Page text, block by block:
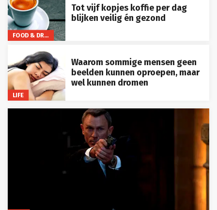
FOOD & DRINKS
Tot vijf kopjes koffie per dag
blijken veilig én gezond
LIFE
Waarom sommige mensen geen
beelden kunnen oproepen, maar
wel kunnen dromen